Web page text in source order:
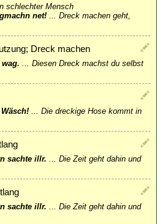
schlechter Mensch
net!
Dreck machen geht,
Dreck machen
Diesen Dreck machst du selbst
Die dreckige Hose kommt in
sachte illr.
Die Zeit geht dahin und
sachte illr.
Die Zeit geht dahin und